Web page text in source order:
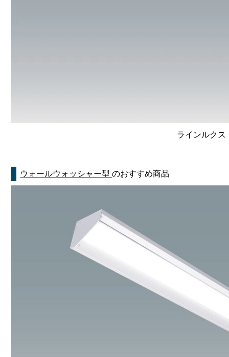
ラインルクス
ウォールウォッシャー型のおすすめ商品